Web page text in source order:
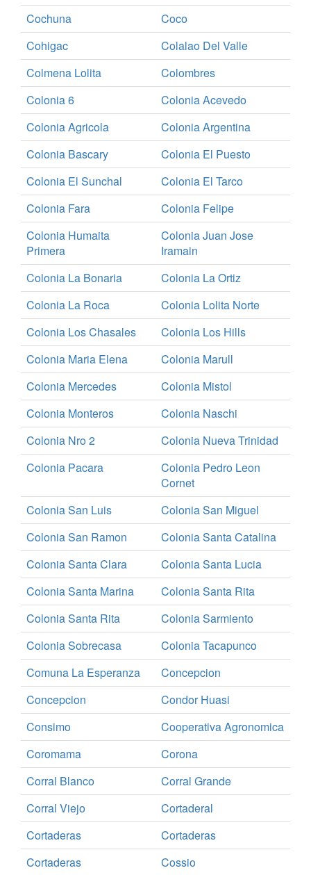
Cochuna
Coco
Cohigac
Colalao Del Valle
Colmena Lolita
Colombres
Colonia 6
Colonia Acevedo
Colonia Agricola
Colonia Argentina
Colonia Bascary
Colonia El Puesto
Colonia El Sunchal
Colonia El Tarco
Colonia Fara
Colonia Felipe
Colonia Humaita
Primera
Colonia Juan Jose
Iramain
Colonia La Bonaria
Colonia La Ortiz
Colonia La Roca
Colonia Lolita Norte
Colonia Los Chasales
Colonia Los Hills
Colonia Maria Elena
Colonia Marull
Colonia Mercedes
Colonia Mistol
Colonia Monteros
Colonia Naschi
Colonia Nro 2
Colonia Nueva Trinidad
Colonia Pacara
Colonia Pedro Leon
Cornet
Colonia San Luis
Colonia San Miguel
Colonia San Ramon
Colonia Santa Catalina
Colonia Santa Clara
Colonia Santa Lucia
Colonia Santa Marina
Colonia Santa Rita
Colonia Santa Rita
Colonia Sarmiento
Colonia Sobrecasa
Colonia Tacapunco
Comuna La Esperanza
Concepcion
Concepcion
Condor Huasi
Consimo
Cooperativa Agronomica
Coromama
Corona
Corral Blanco
Corral Grande
Corral Viejo
Cortaderal
Cortaderas
Cortaderas
Cortaderas
Cossio